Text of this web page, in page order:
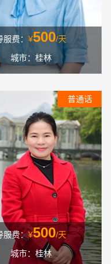
服费： ¥500/天
城市：桂林
普通话
服费：¥500/天
城市：桂林